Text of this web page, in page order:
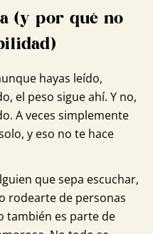
(y por qué no
hayas leído,
el peso sigue ahí. Y no,
A veces simplemente
y eso no te hace
que sepa escuchar,
rodearte de personas
también es parte de